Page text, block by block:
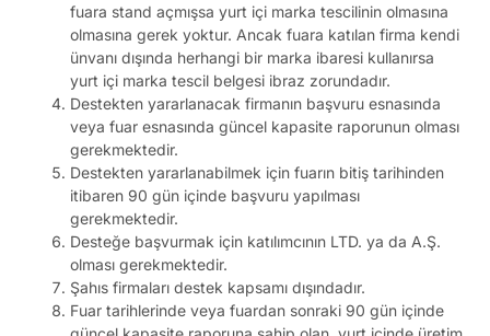
fuara stand açmışsa yurt içi marka tescilinin olmasına
olmasına gerek yoktur. Ancak fuara katılan firma kendi
ünvanı dışında herhangi bir marka ibaresi kullanırsa
yurt içi marka tescil belgesi ibraz zorundadır.
Destekten yararlanacak firmanın başvuru esnasında
veya fuar esnasında güncel kapasite raporunun olması
gerekmektedir.
Destekten yararlanabilmek için fuarın bitiş tarihinden
itibaren 90 gün içinde başvuru yapılması
gerekmektedir.
Desteğe başvurmak için katılımcının LTD. ya da A.Ş.
olması gerekmektedir.
Şahıs firmaları destek kapsamı dışındadır.
Fuar tarihlerinde veya fuardan sonraki 90 gün içinde